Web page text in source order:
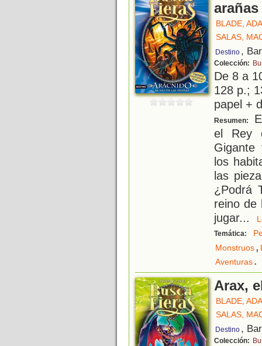
arañas
BLADE,
SALAS,
Destino ,
Colección:
De 8 a
128 p.;
papel +
Resumen:
el Rey
Gigante
los
las
¿Podrá
reino de
jugar...
Temática:
Monstruos,
Aventuras.
Arax,
BLADE,
SALAS,
Destino ,
Colección: